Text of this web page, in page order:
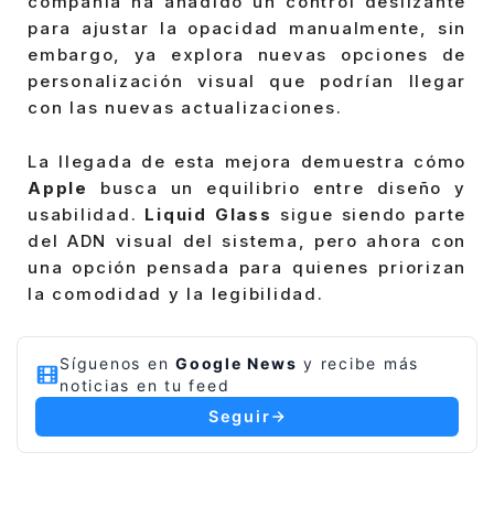
para ajustar la opacidad manualmente, sin
embargo, ya explora nuevas opciones de
personalización visual que podrían llegar
con las nuevas actualizaciones.
La llegada de esta mejora demuestra cómo
Apple
busca un equilibrio entre diseño y
usabilidad. Liquid Glass sigue siendo parte
del ADN visual del sistema, pero ahora con
una opción pensada para quienes priorizan
la comodidad y la legibilidad.
Síguenos en Google News y recibe más
noticias en tu feed
Seguir